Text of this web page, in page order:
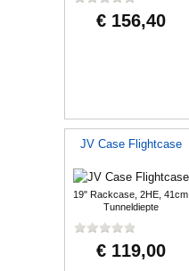
€ 156,40
JV Case Flightcase
19" Rackcase, 2HE, 41cm
Tunneldiepte
€ 119,00